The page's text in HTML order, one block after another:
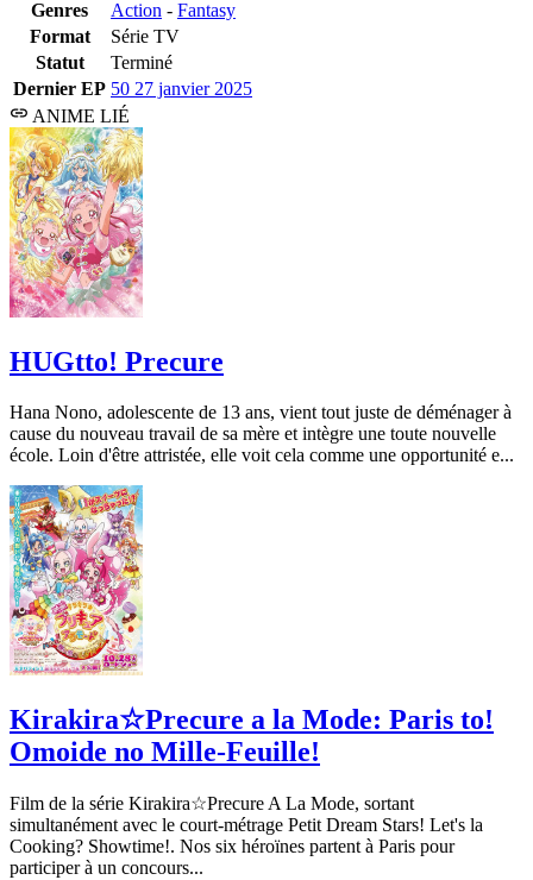
Genres
Action - Fantasy
Format
Série TV
Statut
Terminé
Dernier EP 50 27 janvier 2025
ANIME LIÉ
HUGtto! Precure
Hana Nono, adolescente de 13 ans, vient tout juste de déménager à
cause du nouveau travail de sa mère et intègre une toute nouvelle
école. Loin d'être attristée, elle voit cela comme une opportunité e...
Kirakira☆Precure a la Mode: Paris to!
Omoide no Mille-Feuille!
Film de la série Kirakira☆Precure A La Mode, sortant
simultanément avec le court-métrage Petit Dream Stars! Let's la
Cooking? Showtime!. Nos six héroïnes partent à Paris pour
participer à un concours...